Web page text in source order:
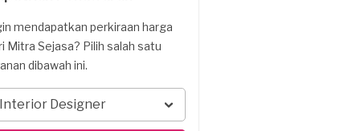
mendapatkan perkiraan harga
Mitra Sejasa? Pilih salah satu
dibawah ini.
Interior Designer